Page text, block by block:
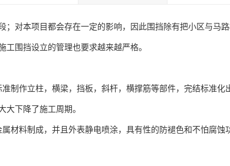
；对本项目都会存在一定的影响，因此围挡除有把小区与马
围挡设立的管理也要求越来越严格。
制作立柱，横梁，挡板，斜杆，横撑筋等部件，完结标准化
大下降了施工周期。
材料制成，并且外表静电喷涂，具有性的防褪色和不怕腐蚀